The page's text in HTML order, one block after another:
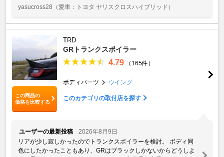
yasucross28 （愛車：トヨタ ヤリスクロスハイブリッド）
この商品の
価格を比較する
TRD
GRトランクスポイラー
4.79 （165件）
ボディパーツ ウイング
このカテゴリの取付店を探す
ユーザーの最新投稿
2026年8月9日
リアが少し寂しかったのでトランクスポイラーを検討。 ボディ同
色にしたかったこともあり、GRはブラックしかないからどうしよ